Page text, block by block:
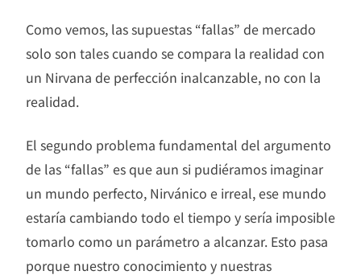
Como vemos, las supuestas “fallas” de mercado
solo son tales cuando se compara la realidad con
un Nirvana de perfección inalcanzable, no con la
realidad.
El segundo problema fundamental del argumento
de las “fallas” es que aun si pudiéramos imaginar
un mundo perfecto, Nirvánico e irreal, ese mundo
estaría cambiando todo el tiempo y sería imposible
tomarlo como un parámetro a alcanzar. Esto pasa
porque nuestro conocimiento y nuestras